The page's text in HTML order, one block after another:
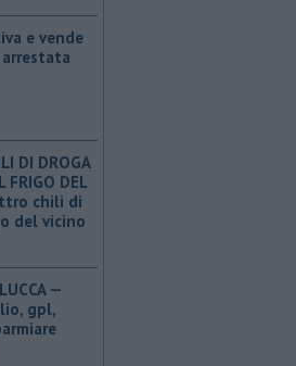
e vende
DI DROGA
FRIGO DEL
chili di
del vicino
—
gpl,